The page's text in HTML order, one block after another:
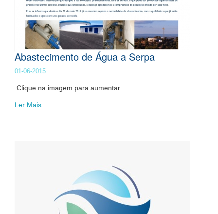
Abastecimento de Água a Serpa
01-06-2015
Clique na imagem para aumentar
Ler Mais...